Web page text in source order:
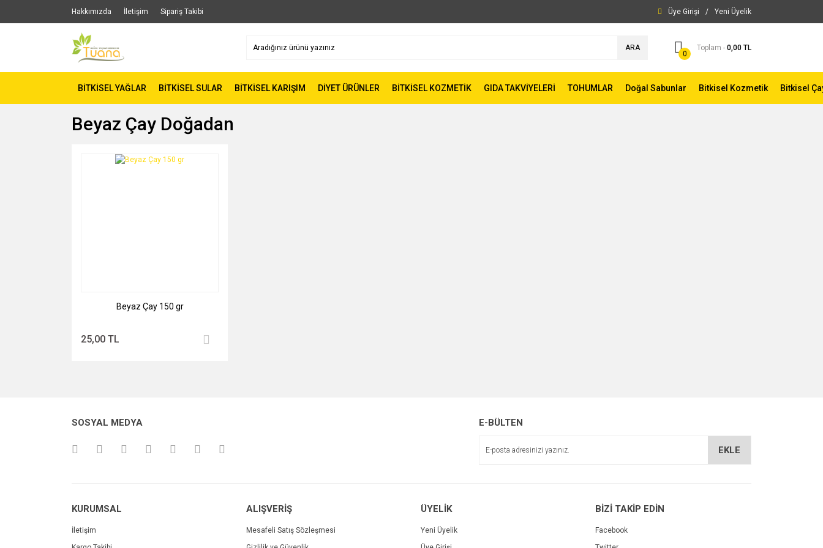
Hakkımızda İletişim Sipariş Takibi Üye Girişi / Yeni Üyelik
ARA
0
Toplam - 0,00 TL
BİTKİSEL YAĞLAR BİTKİSEL SULAR BİTKİSEL KARIŞIM DİYET ÜRÜNLER BİTKİSEL KOZMETİK GIDA TAKVİYELERİ TOHUMLAR Doğal Sabunlar Bitkisel Kozmetik Bitkisel
Beyaz Çay Doğadan
Beyaz Çay 150 gr
25,00 TL
SOSYAL MEDYA E-BÜLTEN
EKLE
KURUMSAL
İletişim
ALIŞVERİŞ
Mesafeli Satış Sözleşmesi
ÜYELİK
Yeni Üyelik
BİZİ TAKİP EDİN
Facebook